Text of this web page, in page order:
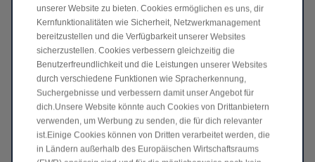
Kombinierte Werte für den C10 BEV gem.
WLTP: Energieverbrauch 18,5 kWh/100 km;
CO₂-Emission 0 g/km; CO₂-Klasse A****
1 Für Privatkunden mit Hauptwohnsitz im Inland bei
Kauf oder Leasing eines PKW-Elektro-/Plug-in-Hybrid-
Neufahrzeuges (PHEV: sofern CO₂-Emission bis zu 60 g
unserer Website zu bieten. Cookies ermöglichen es uns, dir
Kernfunktionalitäten wie Sicherheit, Netzwerkmanagement
bereitzustellen und die Verfügbarkeit unserer Websites
sicherzustellen. Cookies verbessern gleichzeitig die
Benutzerfreundlichkeit und die Leistungen unserer Websites
durch verschiedene Funktionen wie Spracherkennung,
Suchergebnisse und verbessern damit unser Angebot für
dich.Unsere Website könnte auch Cookies von Drittanbietern
verwenden, um Werbung zu senden, die für dich relevanter
ist.Einige Cookies können von Dritten verarbeitet werden, die
in Ländern außerhalb des Europäischen Wirtschaftsraums